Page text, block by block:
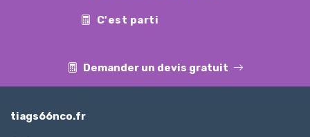
C'est parti
Demander un devis gratuit
tiags66nco.fr